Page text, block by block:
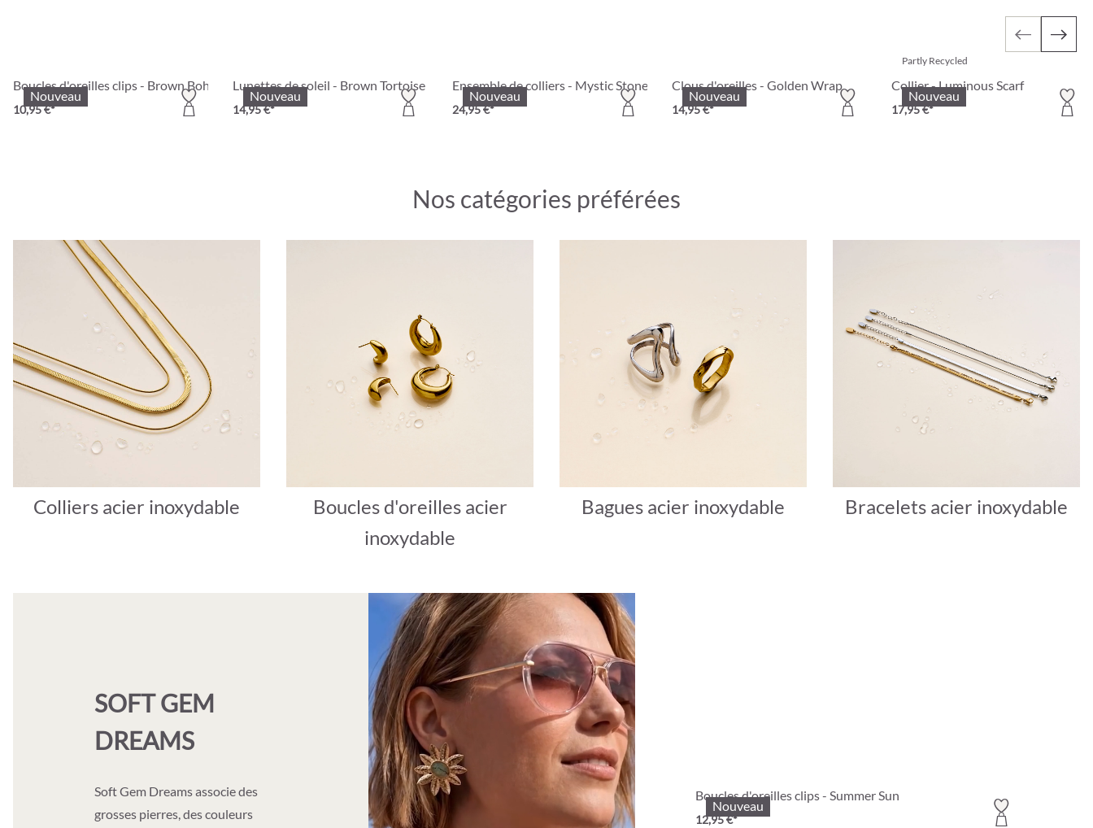
Nouveau
Boucles d'oreilles clips - Brown Boho
10,95 €*
Nouveau
Lunettes de soleil - Brown Tortoise
14,95 €*
Nouveau
Ensemble de colliers - Mystic Stones
24,95 €*
Nouveau
Clous d'oreilles - Golden Wrap
14,95 €*
Nouveau
Partly Recycled
Collier - Luminous Scarf
17,95 €*
Nos catégories préférées
Colliers acier inoxydable
Boucles d'oreilles acier
inoxydable
Bagues acier inoxydable Bracelets acier inoxydable
SOFT GEM
DREAMS
Soft Gem Dreams associe des
grosses pierres, des couleurs
Nouveau
Boucles d'oreilles clips - Summer Sun
12,95 €*